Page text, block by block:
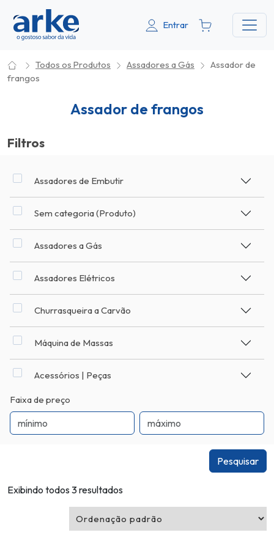
Entrar
Todos os Produtos Assadores a Gás
Assador de
frangos
Assador de frangos
Filtros
Assadores de Embutir
Sem categoria (Produto)
Assadores a Gás
Assadores Elétricos
Churrasqueira a Carvão
Máquina de Massas
Acessórios | Peças
Faixa de preço
Pesquisar
Exibindo todos 3 resultados